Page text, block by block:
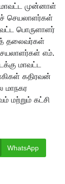
முன்னாள்
செயலாளர்கள்
பொருளாளர்
தலைவர்கள்
எம்.
மாவட்ட
கதிரவன்
மாநகர
மற்றும் கட்சி
WhatsApp